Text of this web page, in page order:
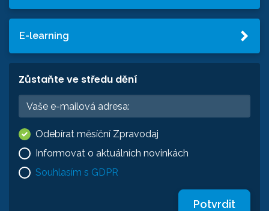
E-learning
Zůstaňte ve středu dění
Odebírat měsíční Zpravodaj
Informovat o aktuálních novinkách
Souhlasím s GDPR
Potvrdit